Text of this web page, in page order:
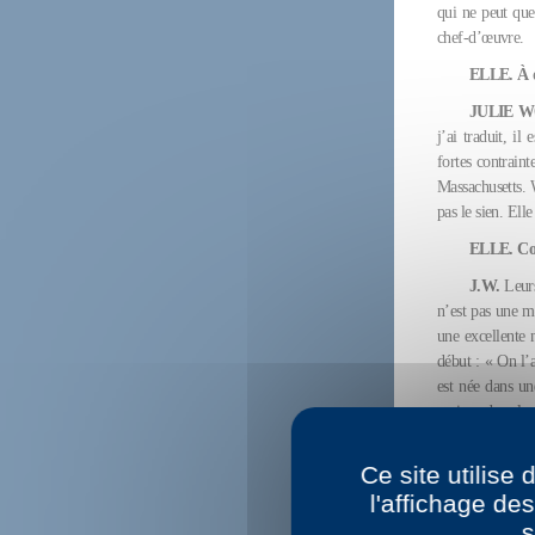
qui ne peut
chef-d’œuvre.
ELLE. À
JULIE
j’ai traduit, il
fortes
pas le sien.
ELLE.
J.W.
n’est pas une
une excellente
début : « On
est née dans
maison dans la
cas dans ma
originale.
ELLE. Y
Ce site utilise
l'affichage